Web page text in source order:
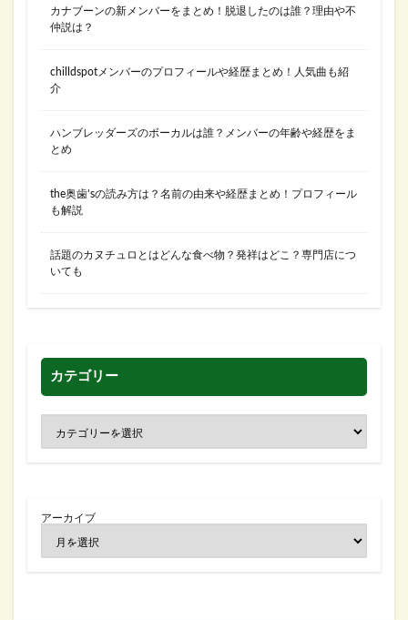
カナブーンの新メンバーをまとめ！脱退したのは誰？理由や不
仲説は？
chilldspotメンバーのプロフィールや経歴まとめ！人気曲も紹
介
ハンブレッダーズのボーカルは誰？メンバーの年齢や経歴をま
とめ
the奥歯’sの読み方は？名前の由来や経歴まとめ！プロフィール
も解説
話題のカヌチュロとはどんな食べ物？発祥はどこ？専門店につ
いても
カテゴリー
アーカイブ